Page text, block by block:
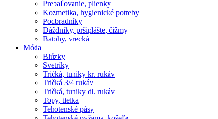
Prebaľovanie, plienky
Kozmetika, hygienické potreby
Podbradníky
Dáždniky, pršiplášte, čižmy
Batohy, vrecká
Móda
Blúzky
Svetríky
Tričká, tuniky kr. rukáv
Tričká 3/4 rukáv
Tričká, tuniky dl. rukáv
Topy, tielka
Tehotenské pásy